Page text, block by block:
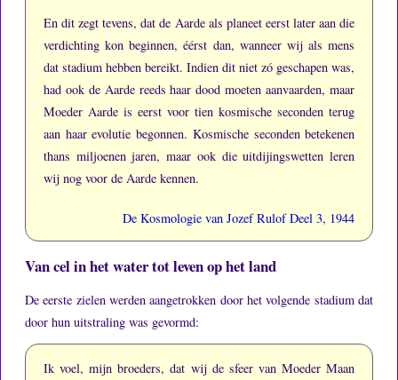
En dit zegt tevens, dat de Aarde als planeet eerst later aan die
verdichting kon beginnen, éérst dan, wanneer wij als mens
dat stadium hebben bereikt. Indien dit niet zó geschapen was,
had ook de Aarde reeds haar dood moeten aanvaarden, maar
Moeder Aarde is eerst voor tien kosmische seconden terug
aan haar evolutie begonnen. Kosmische seconden betekenen
thans miljoenen jaren, maar ook die uitdijingswetten leren
wij nog voor de Aarde kennen.
De Kosmologie van Jozef Rulof Deel 3, 1944
Van cel in het water tot leven op het land
De eerste zielen werden aangetrokken door het volgende stadium dat
door hun uitstraling was gevormd:
Ik voel, mijn broeders, dat wij de sfeer van Moeder Maan